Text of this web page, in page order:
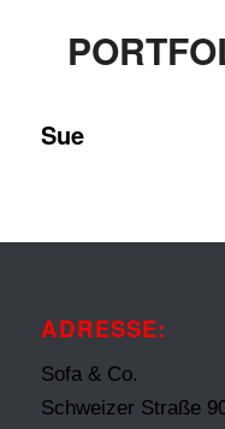
Sue
ADRESSE:
Sofa & Co.
Schweizer Straße